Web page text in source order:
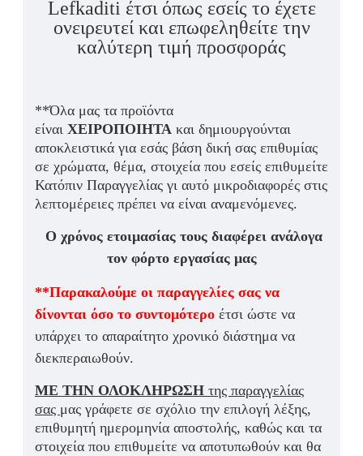
Lefkaditi έτσι όπως εσείς το έχετε
ονειρευτεί και επωφεληθείτε την
καλύτερη τιμή προσφοράς
**Όλα μας τα προϊόντα
είναι ΧΕΙΡΟΠΟΙΗΤΑ και δημιουργούνται
αποκλειστικά για εσάς βάση δική σας επιθυμίας
σε χρώματα, θέμα, στοιχεία που εσείς επιθυμείτε
Κατόπιν Παραγγελίας γι αυτό μικροδιαφορές στις
λεπτομέρειες πρέπει να είναι αναμενόμενες.
Ο χρόνος ετοιμασίας τους διαφέρει ανάλογα
τον φόρτο εργασίας μας
**Παρακαλούμε οι παραγγελίες σας να
δίνονται όσο το συντομότερο έτσι ώστε να
υπάρχει το απαραίτητο χρονικό διάστημα να
διεκπεραιωθούν.
ΜΕ ΤΗΝ ΟΛΟΚΛΗΡΩΣΗ της παραγγελίας
σας μας γράφετε σε σχόλιο την επιλογή λέξης,
επιθυμητή ημερομηνία αποστολής, καθώς και τα
στοιχεία που επιθυμείτε να αποτυπωθούν και θα